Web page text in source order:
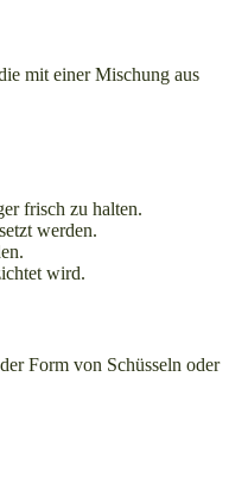
mit einer Mischung aus
frisch zu halten.
werden.
wird.
Form von Schüsseln oder